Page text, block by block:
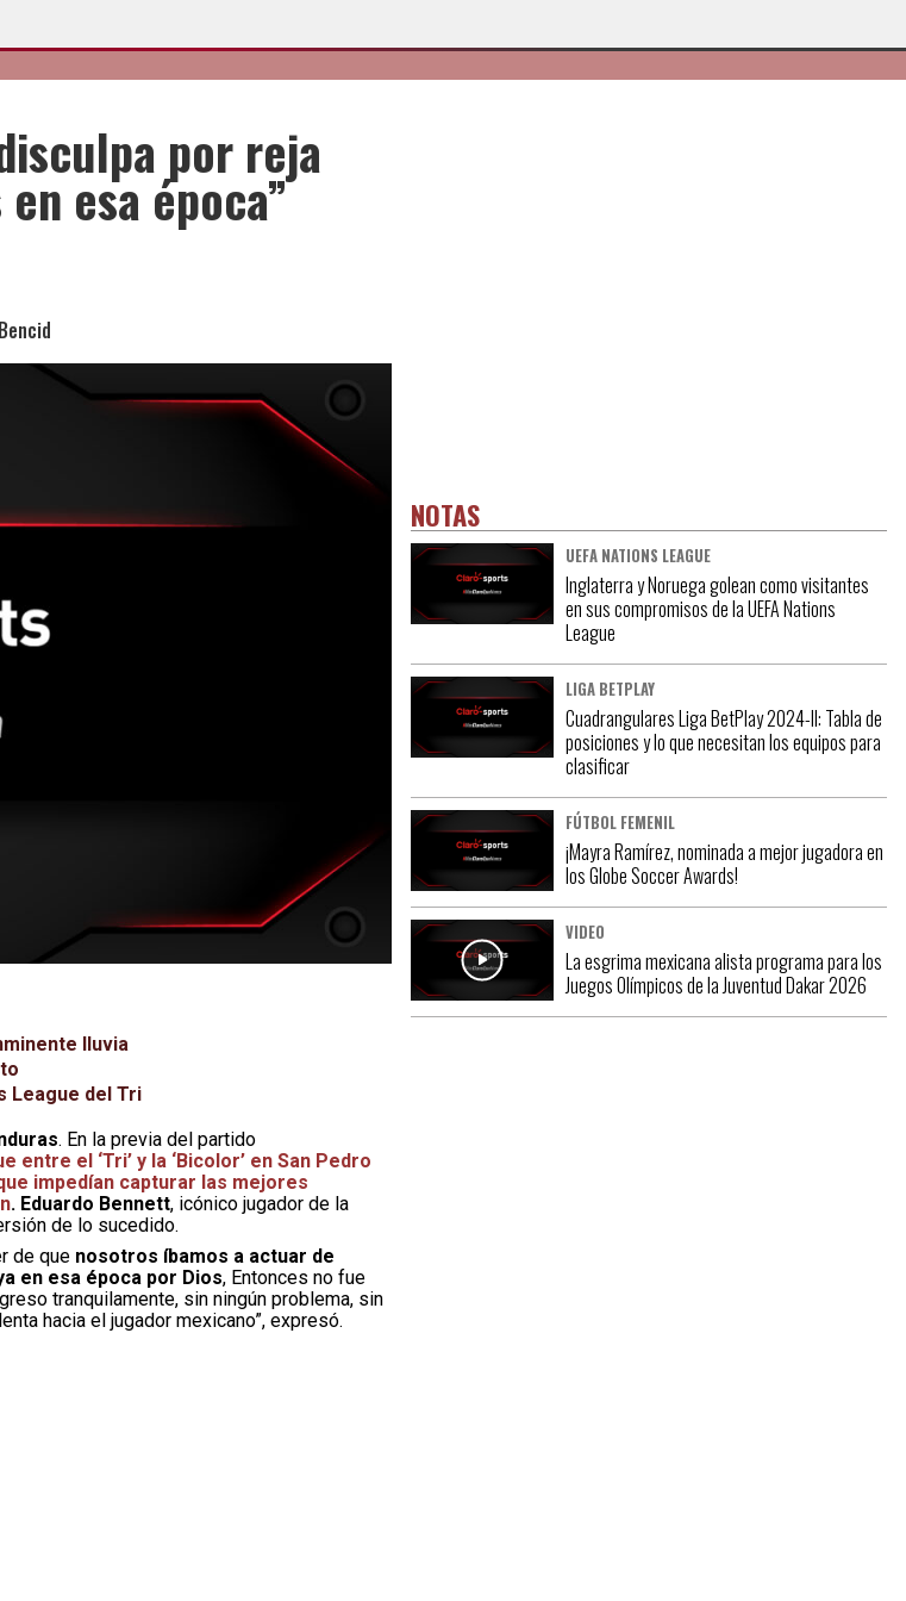
por reja
esa época”
lluvia
League del Tri
. En la previa del partido
el ‘Tri’ y la ‘Bicolor’ en San Pedro
impedían capturar las mejores
. Eduardo Bennett, icónico jugador de la
de lo sucedido.
de que nosotros íbamos a actuar de
en esa época por Dios, Entonces no fue
tranquilamente, sin ningún problema, sin
hacia el jugador mexicano”, expresó.
NOTAS
UEFA NATIONS LEAGUE
Inglaterra y Noruega golean como visitantes
en sus compromisos de la UEFA Nations
League
LIGA BETPLAY
Cuadrangulares Liga BetPlay 2024-II: Tabla de
posiciones y lo que necesitan los equipos para
clasificar
FÚTBOL FEMENIL
¡Mayra Ramírez, nominada a mejor jugadora en
los Globe Soccer Awards!
VIDEO
La esgrima mexicana alista programa para los
Juegos Olímpicos de la Juventud Dakar 2026